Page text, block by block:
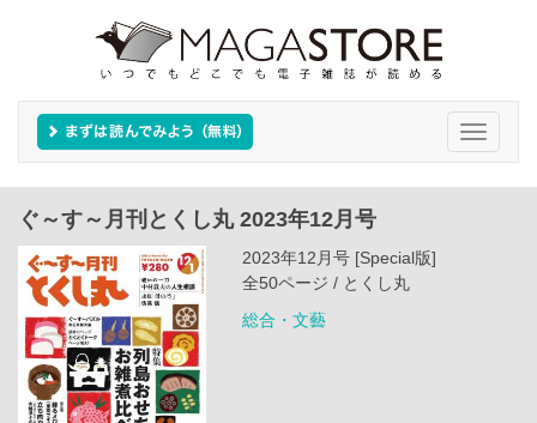
Toggle
ぐ～す～月刊とくし丸 2023年12月号
2023年12月号 [Special版]
全50ページ / とくし丸
総合・文藝